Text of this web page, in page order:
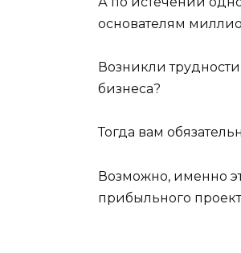
основателям
Возникли
бизнеса?
Тогда вам
Возможно, именно
прибыльного